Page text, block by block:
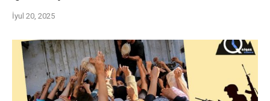
İyul 20, 2025